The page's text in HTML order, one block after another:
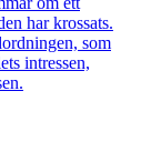
har krossats.
som
intressen,